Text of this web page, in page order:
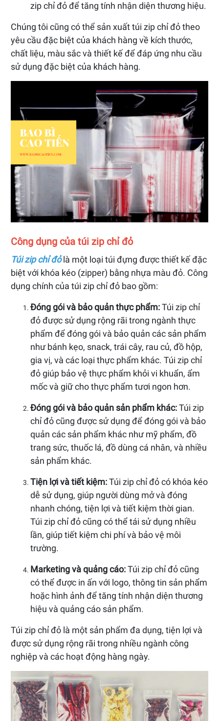
zip chỉ đỏ để tăng tính nhận diện thương hiệu.
Chúng tôi cũng có thể sản xuất túi zip chỉ đỏ theo
yêu cầu đặc biệt của khách hàng về kích thước,
chất liệu, màu sắc và thiết kế để đáp ứng nhu cầu
sử dụng đặc biệt của khách hàng.
Công dụng của túi zip chỉ đỏ
Túi zip chỉ đỏlà một loại túi đựng được thiết kế đặc
biệt với khóa kéo (zipper) bằng nhựa màu đỏ. Công
dụng chính của túi zip chỉ đỏ bao gồm:
Đóng gói và bảo quản thực phẩm:Túi zip chỉ
đỏ được sử dụng rộng rãi trong ngành thực
phẩm để đóng gói và bảo quản các sản phẩm
như bánh kẹo, snack, trái cây, rau củ, đồ hộp,
gia vị, và các loại thực phẩm khác. Túi zip chỉ
đỏ giúp bảo vệ thực phẩm khỏi vi khuẩn, ẩm
mốc và giữ cho thực phẩm tươi ngon hơn.
Đóng gói và bảo quản sản phẩm khác:Túi zip
chỉ đỏ cũng được sử dụng để đóng gói và bảo
quản các sản phẩm khác như mỹ phẩm, đồ
trang sức, thuốc lá, đồ dùng cá nhân, và nhiều
sản phẩm khác.
Tiện lợi và tiết kiệm:Túi zip chỉ đỏ có khóa kéo
dễ sử dụng, giúp người dùng mở và đóng
nhanh chóng, tiện lợi và tiết kiệm thời gian.
Túi zip chỉ đỏ cũng có thể tái sử dụng nhiều
lần, giúp tiết kiệm chi phí và bảo vệ môi
trường.
Marketing và quảng cáo:Túi zip chỉ đỏ cũng
có thể được in ấn với logo, thông tin sản phẩm
hoặc hình ảnh để tăng tính nhận diện thương
hiệu và quảng cáo sản phẩm.
Túi zip chỉ đỏ là một sản phẩm đa dụng, tiện lợi và
được sử dụng rộng rãi trong nhiều ngành công
nghiệp và các hoạt động hàng ngày.